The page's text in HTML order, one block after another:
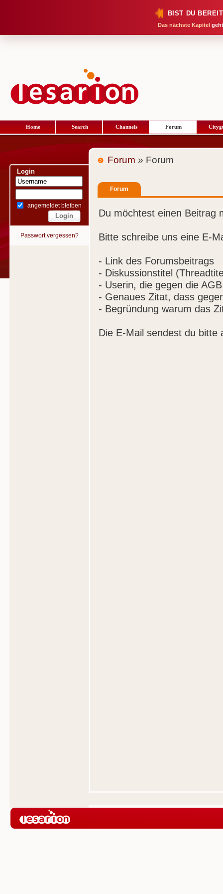
BIST DU
Das nächste Kapitel
Home Search Channels Forum
Login
angemeldet bleiben
Passwort vergessen?
Forum » Forum
Forum
Du möchtest einen Beitrag
Bitte schreibe uns eine E-
- Link des Forumsbeitrags
- Diskussionstitel
- Userin, die gegen die
- Genaues Zitat, dass
- Begründung warum das
Die E-Mail sendest du bitte